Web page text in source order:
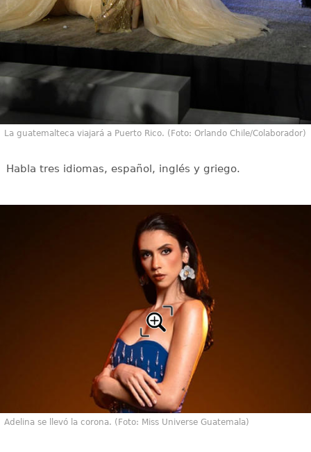
La guatemalteca viajará a Puerto Rico. (Foto: Orlando Chile/Colaborador)
Habla tres idiomas, español, inglés y griego.
Adelina se llevó la corona. (Foto: Miss Universe Guatemala)